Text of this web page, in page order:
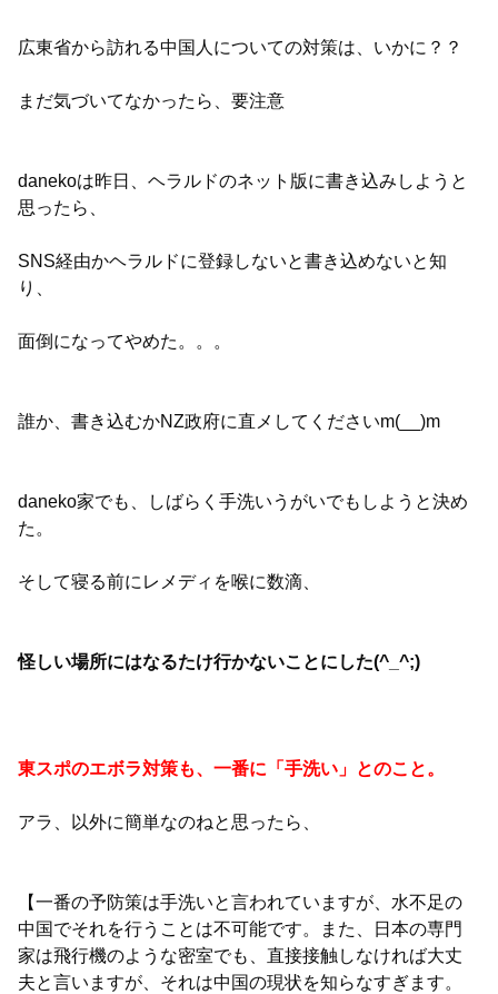
広東省から訪れる中国人についての対策は、いかに？？
まだ気づいてなかったら、要注意
danekoは昨日、ヘラルドのネット版に書き込みしようと
思ったら、
SNS経由かヘラルドに登録しないと書き込めないと知
り、
面倒になってやめた。。。
誰か、書き込むかNZ政府に直メしてくださいm(__)m
daneko家でも、しばらく手洗いうがいでもしようと決め
た。
そして寝る前にレメディを喉に数滴、
怪しい場所にはなるたけ行かないことにした(^_^;)
東スポのエボラ対策も、一番に「手洗い」とのこと。
アラ、以外に簡単なのねと思ったら、
【一番の予防策は手洗いと言われていますが、水不足の
中国でそれを行うことは不可能です。また、日本の専門
家は飛行機のような密室でも、直接接触しなければ大丈
夫と言いますが、それは中国の現状を知らなすぎます。